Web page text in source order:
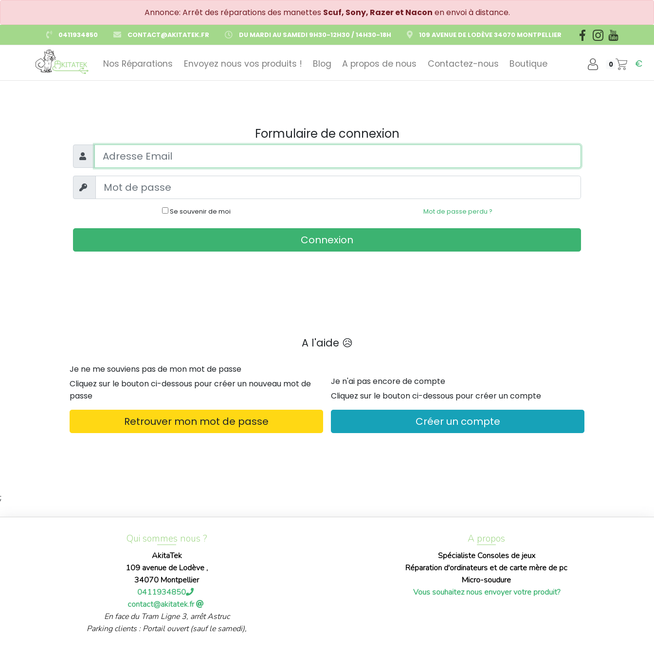
Annonce: Arrêt des réparations des manettes Scuf, Sony, Razer et Nacon en envoi à distance.
0411934850 CONTACT@AKITATEK.FR DU MARDI AU SAMEDI 9H30-12H30 / 14H30-18H 109 AVENUE DE LODÈVE 34070 MONTPELLIER
Nos Réparations Envoyez nous vos produits ! Blog A propos de nous Contactez-nous Boutique 0 €
Formulaire de connexion
Se souvenir de moi Mot de passe perdu ?
A l'aide 😥
Je ne me souviens pas de mon mot de passe
Cliquez sur le bouton ci-dessous pour créer un nouveau mot de
passe
Retrouver mon mot de passe
Je n'ai pas encore de compte
Cliquez sur le bouton ci-dessous pour créer un compte
Créer un compte
;
Qui sommes nous ?
AkitaTek
109 avenue de Lodève ,
34070 Montpellier
0411934850
contact@akitatek.fr
En face du Tram Ligne 3, arrêt Astruc
Parking clients : Portail ouvert (sauf le samedi),
A propos
Spécialiste Consoles de jeux
Réparation d'ordinateurs et de carte mère de pc
Micro-soudure
Vous souhaitez nous envoyer votre produit?